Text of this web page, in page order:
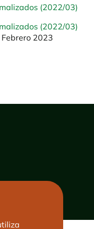
(2022/03)
(2022/03)
2023